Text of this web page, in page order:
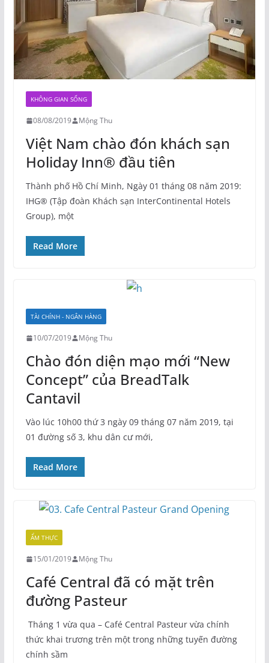
KHÔNG GIAN SỐNG
08/08/2019 Mộng Thu
Việt Nam chào đón khách sạn
Holiday Inn® đầu tiên
Thành phố Hồ Chí Minh, Ngày 01 tháng 08 năm 2019:
IHG® (Tập đoàn Khách sạn InterContinental Hotels
Group), một
Read More
TÀI CHÍNH - NGÂN HÀNG
10/07/2019 Mộng Thu
Chào đón diện mạo mới “New
Concept” của BreadTalk
Cantavil
Vào lúc 10h00 thứ 3 ngày 09 tháng 07 năm 2019, tại
01 đường số 3, khu dân cư mới,
Read More
ẨM THỰC
15/01/2019 Mộng Thu
Café Central đã có mặt trên
đường Pasteur
Tháng 1 vừa qua – Café Central Pasteur vừa chính
thức khai trương trên một trong những tuyến đường
chính sầm